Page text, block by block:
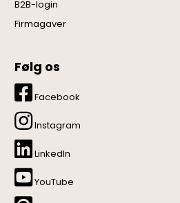
B2B-login
Firmagaver
Følg os
Facebook
Instagram
LinkedIn
YouTube